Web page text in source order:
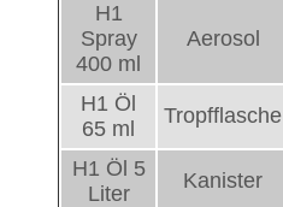
H1
Spray
400 ml
Aerosol
H1 Öl
65 ml
Tropfflasche
H1 Öl 5
Liter
Kanister